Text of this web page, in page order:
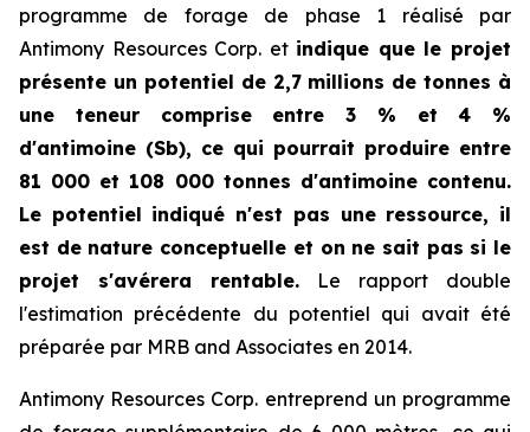
programme de forage de phase 1 réalisé par
Antimony Resources Corp. et indique que le projet
présente un potentiel de 2,7 millions de tonnes à
une teneur comprise entre 3 % et 4 %
d'antimoine (Sb), ce qui pourrait produire entre
81 000 et 108 000 tonnes d'antimoine contenu.
Le potentiel indiqué n'est pas une ressource, il
est de nature conceptuelle et on ne sait pas si le
projet s'avérera rentable. Le rapport double
l'estimation précédente du potentiel qui avait été
préparée par MRB and Associates en 2014.
Antimony Resources Corp. entreprend un programme